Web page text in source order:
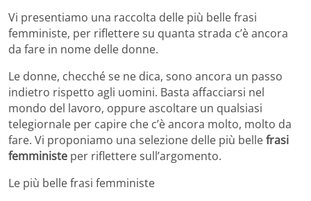
Vi presentiamo una raccolta delle più belle frasi
femministe, per riflettere su quanta strada c’è ancora
da fare in nome delle donne.
Le donne, checché se ne dica, sono ancora un passo
indietro rispetto agli uomini. Basta affacciarsi nel
mondo del lavoro, oppure ascoltare un qualsiasi
telegiornale per capire che c’è ancora molto, molto da
fare. Vi proponiamo una selezione delle più bellefrasi
femministe per riflettere sull’argomento.
Le più belle frasi femministe